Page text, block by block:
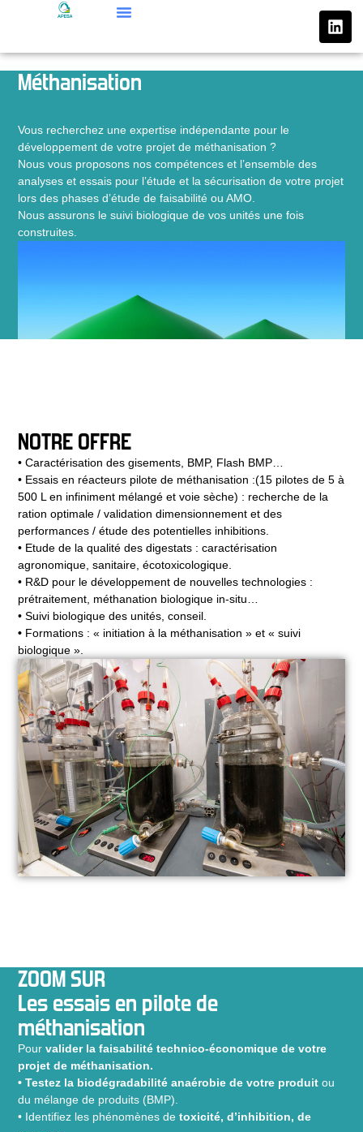
L
i
n
k
Méthanisation
Vous recherchez une expertise indépendante pour le
développement de votre projet de méthanisation ?
Nous vous proposons nos compétences et l’ensemble des
analyses et essais pour l’étude et la sécurisation de votre projet
lors des phases d’étude de faisabilité ou AMO.
Nous assurons le suivi biologique de vos unités une fois
construites.
NOTRE OFFRE
• Caractérisation des gisements, BMP, Flash BMP…
• Essais en réacteurs pilote de méthanisation :(15 pilotes de 5 à
500 L en infiniment mélangé et voie sèche) : recherche de la
ration optimale / validation dimensionnement et des
performances / étude des potentielles inhibitions.
• Etude de la qualité des digestats : caractérisation
agronomique, sanitaire, écotoxicologique.
• R&D pour le développement de nouvelles technologies :
prétraitement, méthanation biologique in-situ…
• Suivi biologique des unités, conseil.
• Formations : « initiation à la méthanisation » et « suivi
biologique ».
ZOOM SUR
Les essais en pilote de
méthanisation
Pour valider la faisabilité technico-économique de votre
projet de méthanisation.
• Testez la biodégradabilité anaérobie de votre produitou
du mélange de produits (BMP).
• Identifiez les phénomènes detoxicité, d’inhibition, de